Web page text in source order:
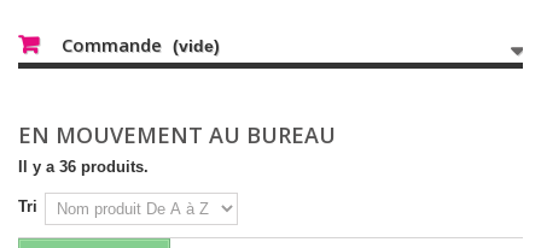
Commande (vide)
EN MOUVEMENT AU BUREAU
Il y a 36 produits.
Tri